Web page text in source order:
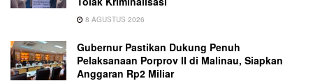
8 AGUSTUS 2026
Gubernur Pastikan Dukung Penuh
Pelaksanaan Porprov II di Malinau, Siapkan
Anggaran Rp2 Miliar